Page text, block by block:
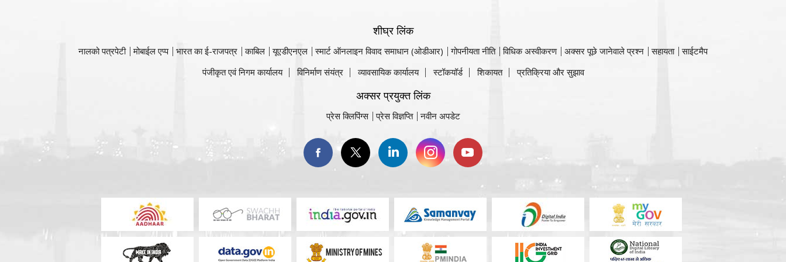
शीघ्र लिंक
नालको पत्रपेटी मोबाईल एप्प भारत का ई-राजपत्र काबिल यूएडीएनएल स्मार्ट ऑनलाइन विवाद समाधान (ओडीआर) गोपनीयता नीति विधिक अस्वीकरण अक्सर पूछे जानेवाले प्रश्न सहायता
साईटमैप
पंजीकृत एवं निगम कार्यालय
विनिर्माण संयंत्र व्यावसायिक कार्यालय स्टॉकयॉर्ड शिकायत प्रतिक्रिया और सुझाव
अक्सर प्रयुक्त लिंक
प्रेस क्लिपिंग्स प्रेस विज्ञप्ति नवीन अपडेट